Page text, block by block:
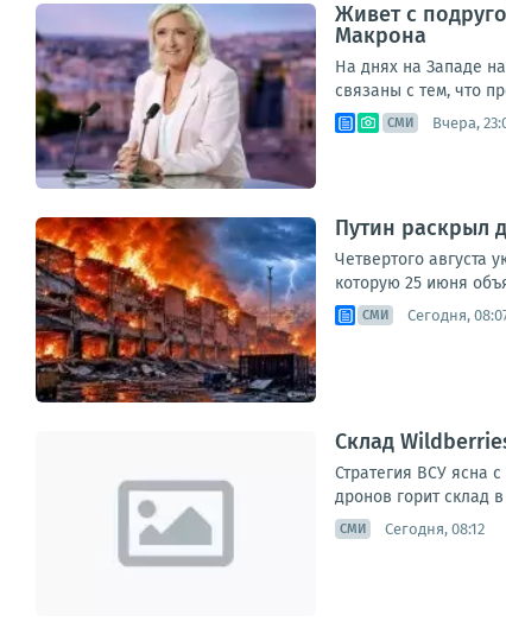
Живет с
Макрона
На днях на Западе
связаны с тем, что
СМИ Вчера,
Путин раскрыл
Четвертого августа
которую 25 июня
СМИ Сегодня,
Склад
Стратегия ВСУ ясна
дронов горит склад
СМИ Сегодня, 08:12